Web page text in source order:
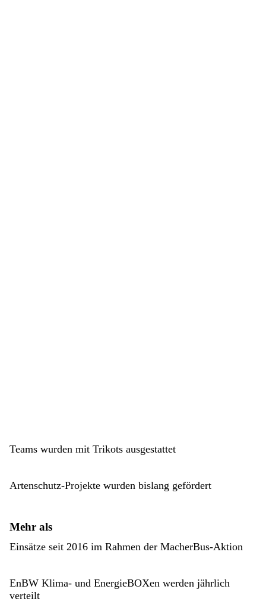
Teams wurden mit Trikots ausgestattet
Artenschutz-Projekte wurden bislang gefördert
Mehr als
Einsätze seit 2016 im Rahmen der MacherBus-Aktion
EnBW Klima- und EnergieBOXen werden jährlich
verteilt